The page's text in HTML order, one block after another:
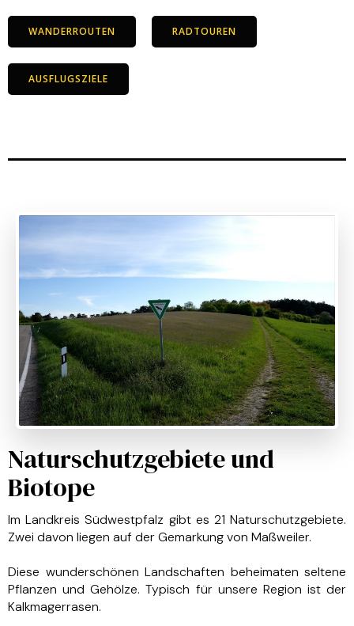
WANDERROUTEN RADTOUREN
AUSFLUGSZIELE
Naturschutzgebiete und
Biotope
Im Landkreis Südwestpfalz gibt es 21 Naturschutzgebiete.
Zwei davon liegen auf der Gemarkung von Maßweiler.
Diese wunderschönen Landschaften beheimaten seltene
Pflanzen und Gehölze. Typisch für unsere Region ist der
Kalkmagerrasen.